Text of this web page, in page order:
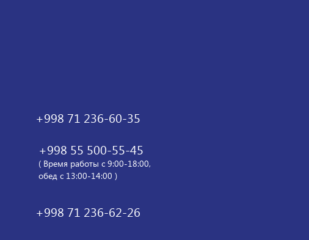
+998 71 236-60-35
+998 55 500-55-45
( Время работы с 9:00-18:00,
обед с 13:00-14:00 )
+998 71 236-62-26